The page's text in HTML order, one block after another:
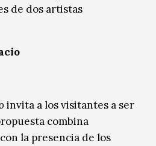
de dos artistas
invita a los visitantes a ser
combina
la presencia de los